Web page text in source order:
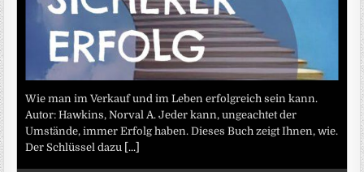
Wie man im Verkauf und im Leben erfolgreich sein kann.
Autor: Hawkins, Norval A. Jeder kann, ungeachtet der
Umstände, immer Erfolg haben. Dieses Buch zeigt Ihnen, wie.
Der Schlüssel dazu [...]